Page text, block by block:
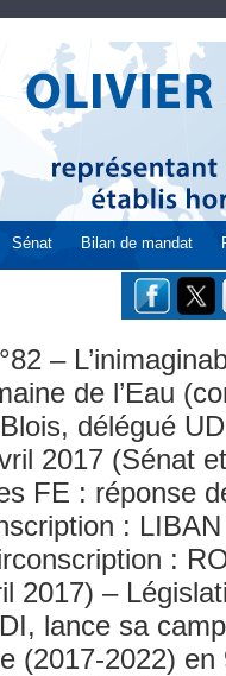
Sénat Bilan de mandat
–
de l’Eau
délégué
2017 (Sénat
FE : réponse
:
:
2017) –
lance sa
(2017-2022) en